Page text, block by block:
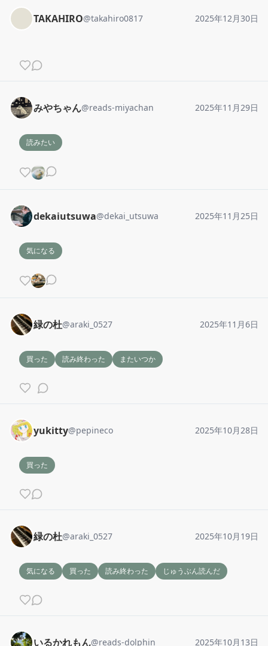
TAKAHIRO@takahiro0817 2025年12月30日
みやちゃん@reads-miyachan 2025年11月29日
読みたい
dekaiutsuwa@dekai_utsuwa 2025年11月25日
気になる
緑の杜@araki_0527 2025年11月6日
買った 読み終わった またいつか
yukitty@pepineco 2025年10月28日
買った
緑の杜@araki_0527 2025年10月19日
気になる 買った 読み終わった じゅうぶん読んだ
いるかれもん@reads-dolphin 2025年10月13日